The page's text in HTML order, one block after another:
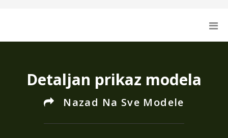
Detaljan prikaz modela
Nazad Na Sve Modele